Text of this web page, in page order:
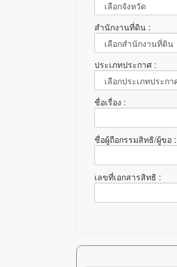
สำนักงานที่ดิน :
ประเภทประกาศ :
ชื่อเรื่อง :
ชื่อผู้ถือกรรมสิทธิ/ผู้ขอ :
เลขที่เอกสารสิทธิ :